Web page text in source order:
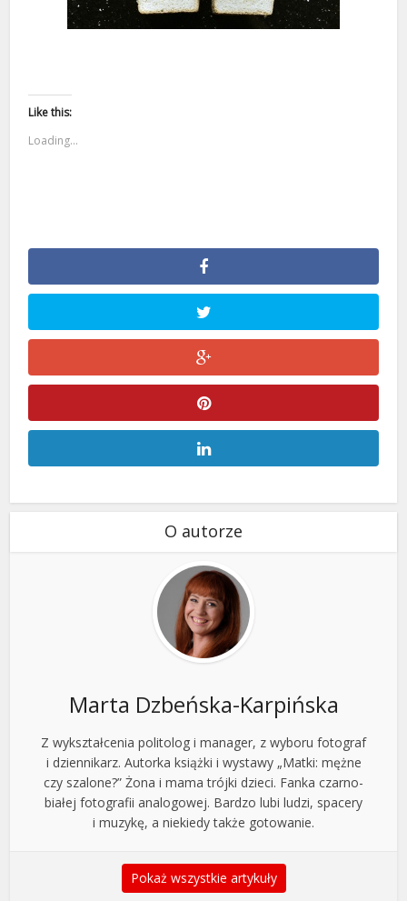
Like this:
Loading...
O autorze
Marta Dzbeńska-Karpińska
Z wykształcenia politolog i manager, z wyboru fotograf
i dziennikarz. Autorka książki i wystawy „Matki: mężne
czy szalone?” Żona i mama trójki dzieci. Fanka czarno-
białej fotografii analogowej. Bardzo lubi ludzi, spacery
i muzykę, a niekiedy także gotowanie.
Pokaż wszystkie artykuły